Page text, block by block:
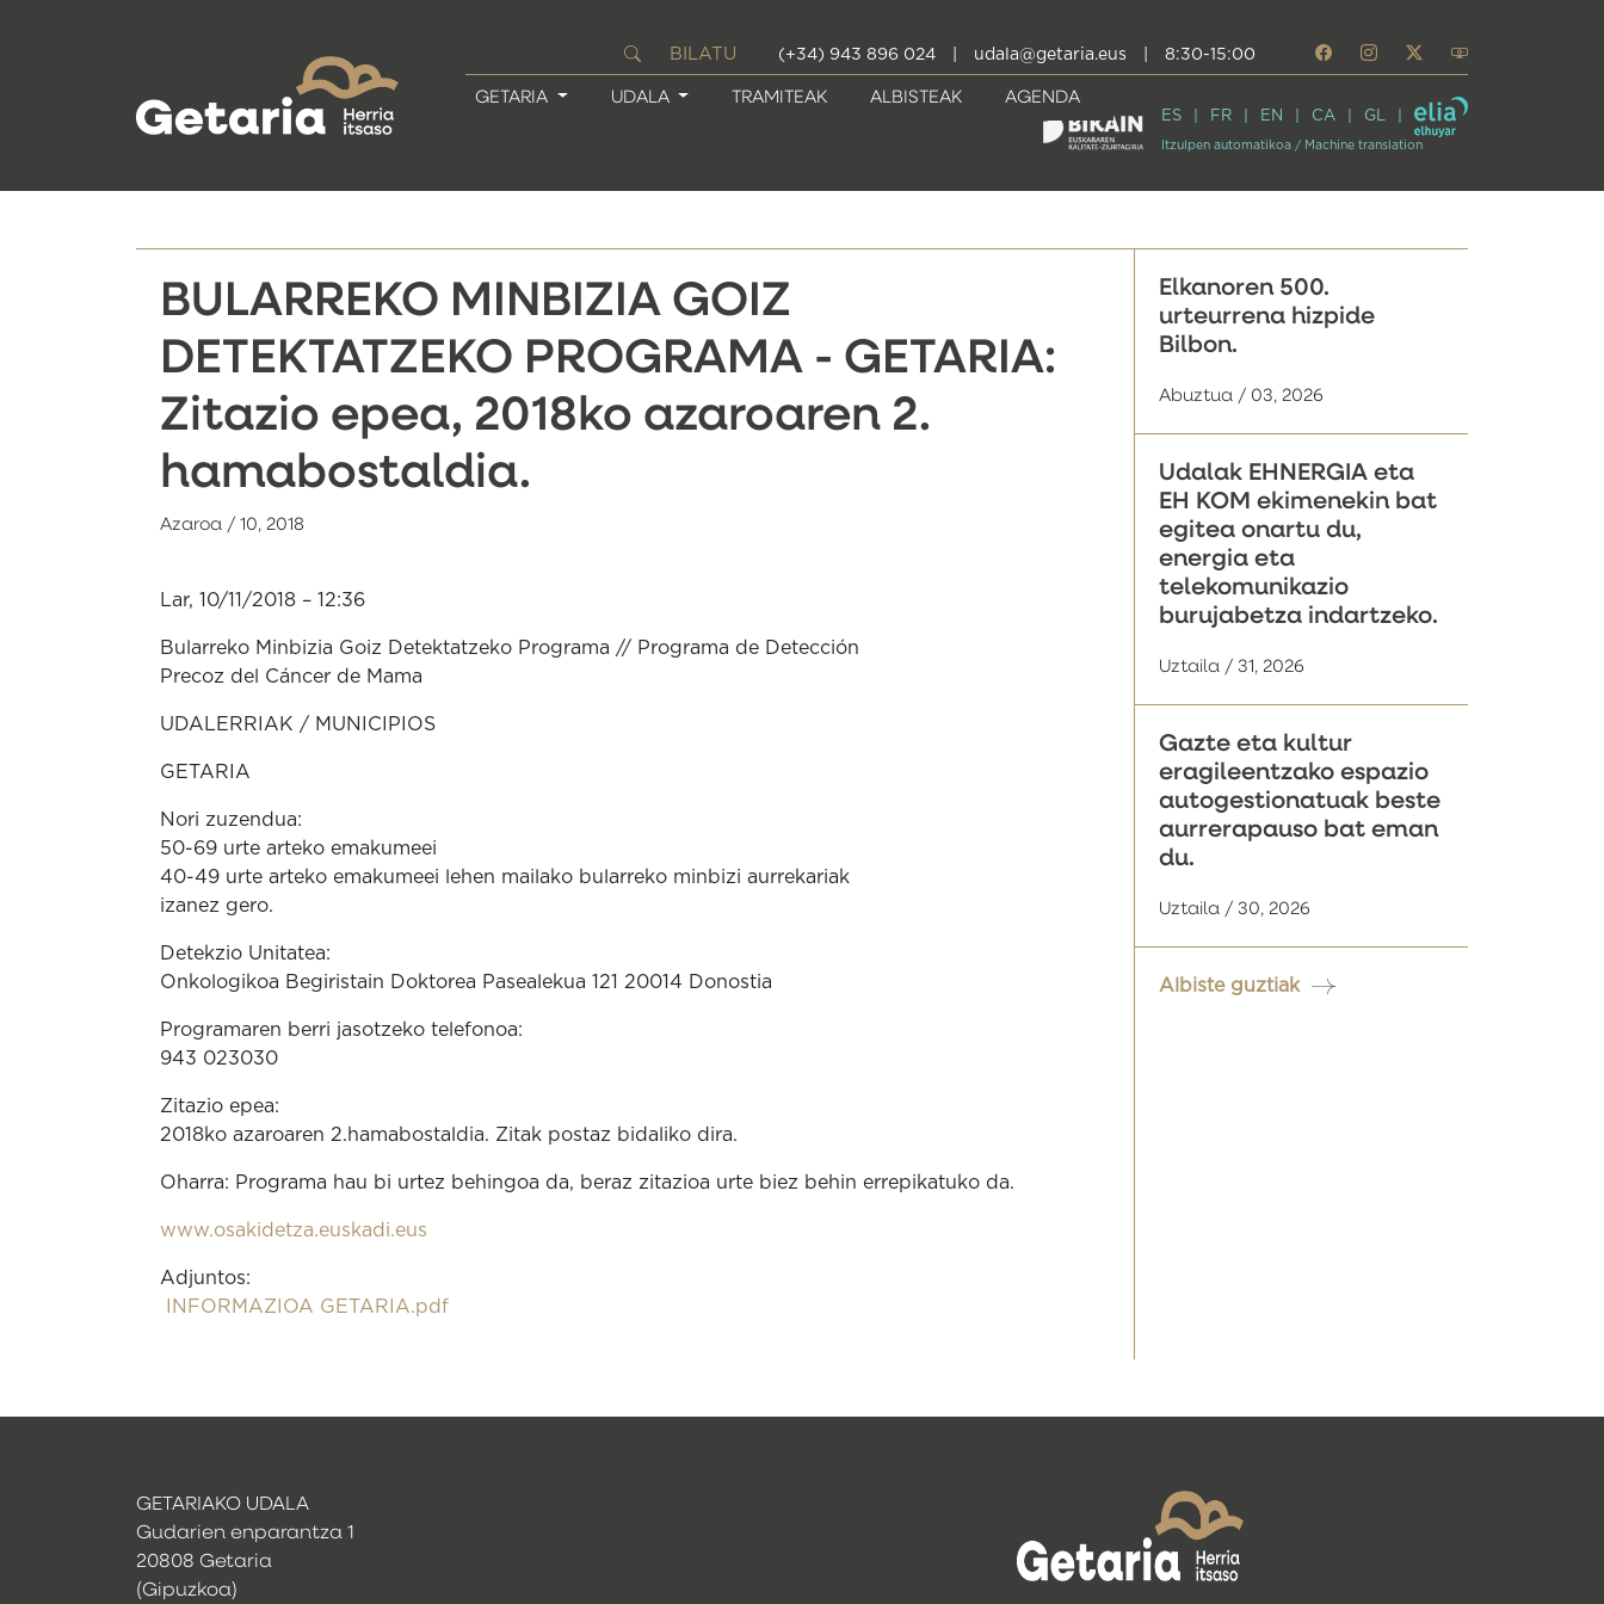
BILATU (+34) 943 896 024 udala@getaria.eus 8:30-15:00
GETARIA UDALA TRAMITEAK ALBISTEAK AGENDA
ES FR EN CA GL
Itzulpen automatikoa / Machine translation
BULARREKO MINBIZIA GOIZ
DETEKTATZEKO PROGRAMA - GETARIA:
Zitazio epea, 2018ko azaroaren 2.
hamabostaldia.
Azaroa / 10, 2018
Lar, 10/11/2018 – 12:36
Bularreko Minbizia Goiz Detektatzeko Programa // Programa de Detección
Precoz del Cáncer de Mama
UDALERRIAK / MUNICIPIOS
GETARIA
Nori zuzendua:
50-69 urte arteko emakumeei
40-49 urte arteko emakumeei lehen mailako bularreko minbizi aurrekariak
izanez gero.
Detekzio Unitatea:
Onkologikoa Begiristain Doktorea Pasealekua 121 20014 Donostia
Programaren berri jasotzeko telefonoa:
943 023030
Zitazio epea:
2018ko azaroaren 2.hamabostaldia. Zitak postaz bidaliko dira.
Oharra: Programa hau bi urtez behingoa da, beraz zitazioa urte biez behin errepikatuko da.
www.osakidetza.euskadi.eus
Adjuntos:
INFORMAZIOA GETARIA.pdf
Elkanoren 500.
urteurrena hizpide
Bilbon.
Abuztua / 03, 2026
Udalak EHNERGIA eta
EH KOM ekimenekin bat
egitea onartu du,
energia eta
telekomunikazio
burujabetza indartzeko.
Uztaila / 31, 2026
Gazte eta kultur
eragileentzako espazio
autogestionatuak beste
aurrerapauso bat eman
du.
Uztaila / 30, 2026
Albiste guztiak
GETARIAKO UDALA
Gudarien enparantza 1
20808 Getaria
(Gipuzkoa)